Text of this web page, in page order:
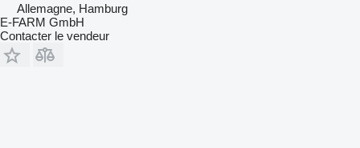
Allemagne, Hamburg
E-FARM GmbH
Contacter le vendeur